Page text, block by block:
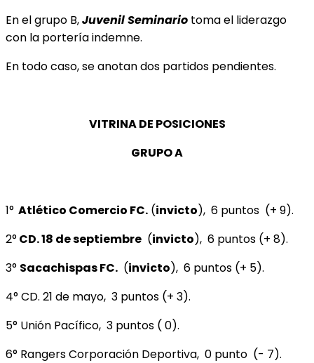
En el grupo B,Juvenil Seminario toma el liderazgo
con la portería indemne.
En todo caso, se anotan dos partidos pendientes.
VITRINA DE POSICIONES
GRUPO A
1° Atlético Comercio FC. (invicto), 6 puntos (+ 9).
2°CD. 18 de septiembre (invicto), 6 puntos (+ 8).
3° Sacachispas FC. (invicto), 6 puntos (+ 5).
4° CD. 21 de mayo, 3 puntos (+ 3).
5° Unión Pacífico, 3 puntos ( 0).
6° Rangers Corporación Deportiva, 0 punto (- 7).